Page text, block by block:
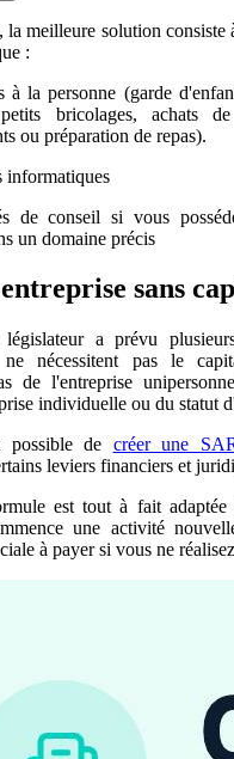
la meilleure solution
:
à la personne (garde
petits bricolages, achats
ou préparation de repas).
informatiques
de conseil si vous
un domaine précis
sans
a prévu
nécessitent pas le
de l'entreprise
individuelle ou du statut
possible de créer une
leviers financiers et
est tout à fait
une activité
à payer si vous ne